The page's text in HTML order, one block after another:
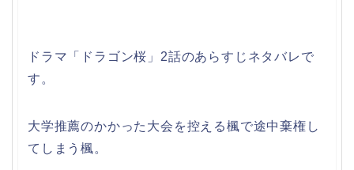
ドラマ「ドラゴン桜」2話のあらすじネタバレで
す。
大学推薦のかかった大会を控える楓で途中棄権し
てしまう楓。